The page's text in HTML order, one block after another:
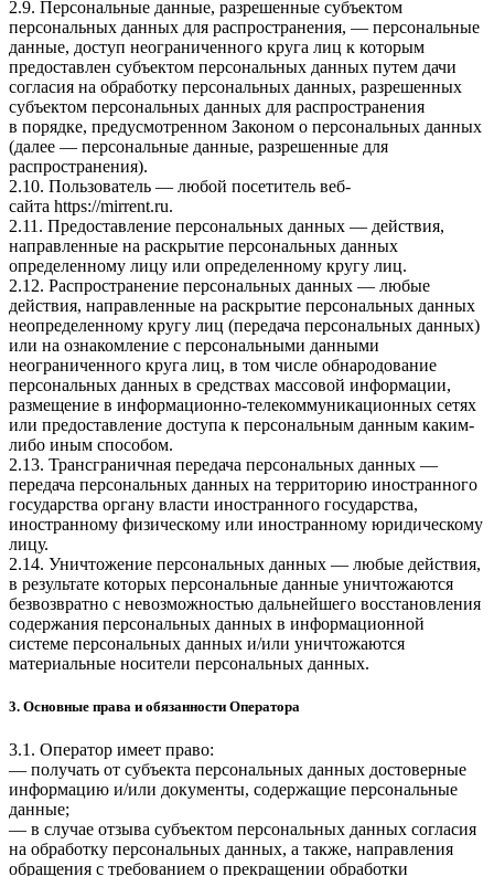
2.9. Персональные данные, разрешенные субъектом
персональных данных для распространения, — персональные
данные, доступ неограниченного круга лиц к которым
предоставлен субъектом персональных данных путем дачи
согласия на обработку персональных данных, разрешенных
субъектом персональных данных для распространения
в порядке, предусмотренном Законом о персональных данных
(далее — персональные данные, разрешенные для
распространения).
2.10. Пользователь — любой посетитель веб-
сайта https://mirrent.ru.
2.11. Предоставление персональных данных — действия,
направленные на раскрытие персональных данных
определенному лицу или определенному кругу лиц.
2.12. Распространение персональных данных — любые
действия, направленные на раскрытие персональных данных
неопределенному кругу лиц (передача персональных данных)
или на ознакомление с персональными данными
неограниченного круга лиц, в том числе обнародование
персональных данных в средствах массовой информации,
размещение в информационно-телекоммуникационных сетях
или предоставление доступа к персональным данным каким-
либо иным способом.
2.13. Трансграничная передача персональных данных —
передача персональных данных на территорию иностранного
государства органу власти иностранного государства,
иностранному физическому или иностранному юридическому
лицу.
2.14. Уничтожение персональных данных — любые действия,
в результате которых персональные данные уничтожаются
безвозвратно с невозможностью дальнейшего восстановления
содержания персональных данных в информационной
системе персональных данных и/или уничтожаются
материальные носители персональных данных.
3. Основные права и обязанности Оператора
3.1. Оператор имеет право:
— получать от субъекта персональных данных достоверные
информацию и/или документы, содержащие персональные
данные;
— в случае отзыва субъектом персональных данных согласия
на обработку персональных данных, а также, направления
обращения с требованием о прекращении обработки